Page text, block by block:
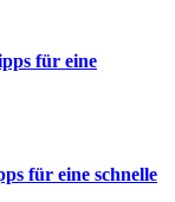
für eine
für eine schnelle